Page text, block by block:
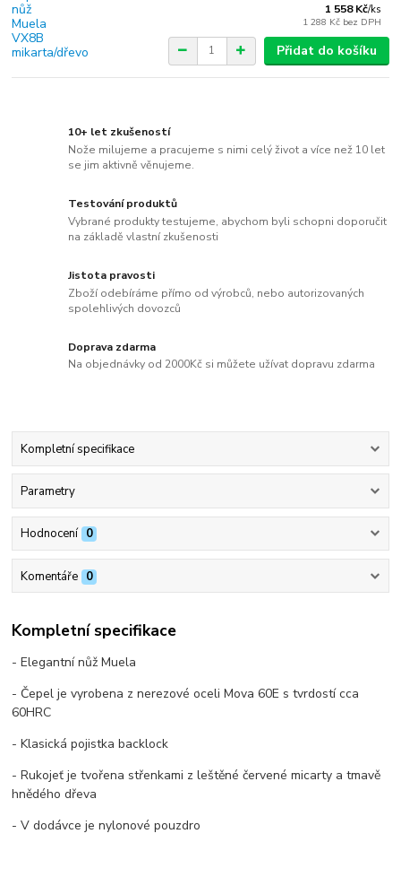
1 558 Kč/ks
1 288 Kč bez DPH
Přidat do košíku
10+ let zkušeností
Nože milujeme a pracujeme s nimi celý život a více než 10 let
se jim aktivně věnujeme.
Testování produktů
Vybrané produkty testujeme, abychom byli schopni doporučit
na základě vlastní zkušenosti
Jistota pravosti
Zboží odebíráme přímo od výrobců, nebo autorizovaných
spolehlivých dovozců
Doprava zdarma
Na objednávky od 2000Kč si můžete užívat dopravu zdarma
Kompletní specifikace
Parametry
Hodnocení 0
Komentáře 0
Kompletní specifikace
- Elegantní nůž Muela
- Čepel je vyrobena z nerezové oceli Mova 60E s tvrdostí cca
60HRC
- Klasická pojistka backlock
- Rukojeť je tvořena střenkami z leštěné červené micarty a tmavě
hnědého dřeva
- V dodávce je nylonové pouzdro